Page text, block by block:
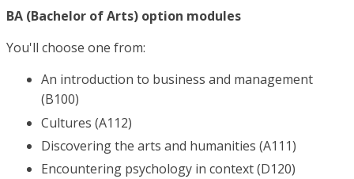
BA (Bachelor of Arts) option modules
You'll choose one from:
An introduction to business and management
(B100)
Cultures (A112)
Discovering the arts and humanities (A111)
Encountering psychology in context (D120)